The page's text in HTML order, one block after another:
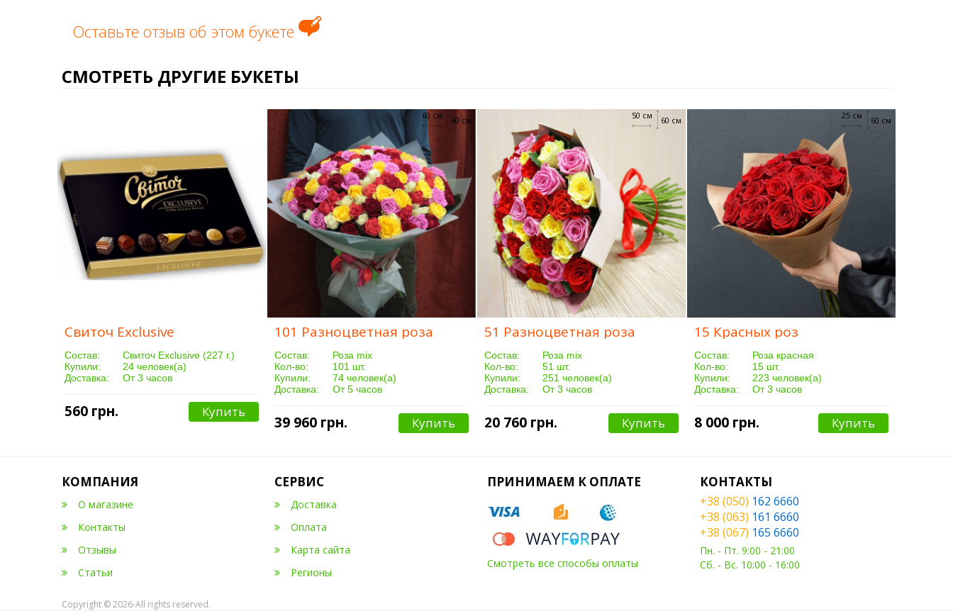
Оставьте отзыв об этом букете
СМОТРЕТЬ ДРУГИЕ БУКЕТЫ
Свиточ Exclusive
Cостав:
Свиточ Exclusive (227 г.)
Купили:
24 человек(а)
Доставка:
От 3 часов
560 грн. Купить
60 см
60 см
101 Разноцветная роза
Cостав:
Роза mix
Кол-во:
101 шт.
Купили:
74 человек(а)
Доставка:
От 5 часов
39 960 грн. Купить
60 см
50 см
51 Разноцветная роза
Cостав:
Роза mix
Кол-во:
51 шт.
Купили:
251 человек(а)
Доставка:
От 3 часов
20 760 грн. Купить
60 см
25 см
15 Красных роз
Cостав:
Роза красная
Кол-во:
15 шт.
Купили:
223 человек(а)
Доставка:
От 3 часов
8 000 грн. Купить
КОМПАНИЯ
О магазине
Контакты
Отзывы
Статьи
СЕРВИС
Доставка
Оплата
Карта сайта
Регионы
ПРИНИМАЕМ К ОПЛАТЕ
Смотреть все способы оплаты
КОНТАКТЫ
+38 (050) 162 6660
+38 (063) 161 6660
+38 (067) 165 6660
Пн. - Пт. 9:00 - 21:00
Сб. - Вс. 10:00 - 16:00
Copyright © 2026-All rights reserved.